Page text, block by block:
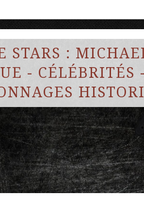
STARS :
- CÉLÉBRITÉS